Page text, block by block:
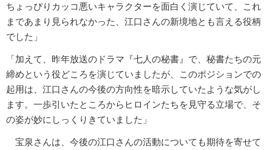
ちょっぴりカッコ悪いキャラクターを面白く演じていて、これ
まであまり見られなかった、江口さんの新境地とも言える役柄
でした」
「加えて、昨年放送のドラマ『七人の秘書』で、秘書たちの元
締めという役どころを演じていましたが、このポジションでの
起用は、江口さんの今後の方向性を暗示していたような気がし
ます。一歩引いたところからヒロインたちを見守る立場で、そ
の姿が妙にしっくりきていました」
宝泉さんは、今後の江口さんの活動についても期待を寄せて